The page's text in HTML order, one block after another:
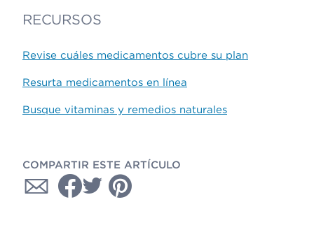
RECURSOS
Revise cuáles medicamentos cubre su plan
Resurta medicamentos en línea
Busque vitaminas y remedios naturales
COMPARTIR ESTE ARTÍCULO